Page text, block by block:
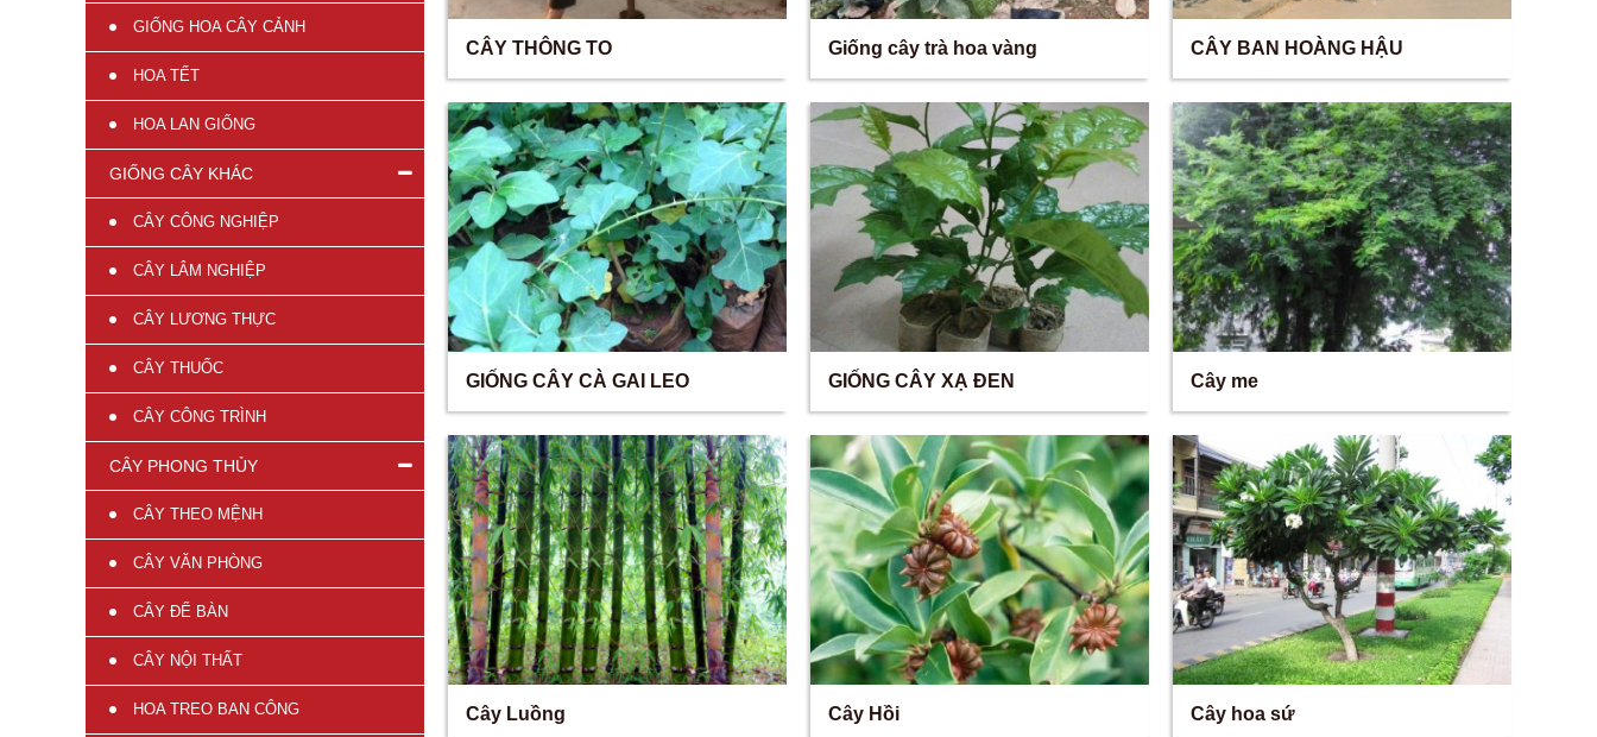
GIỐNG HOA CÂY CẢNH
HOA TẾT
HOA LAN GIỐNG
GIỐNG CÂY KHÁC
CÂY CÔNG NGHIỆP
CÂY LÂM NGHIỆP
CÂY LƯƠNG THỰC
CÂY THUỐC
CÂY CÔNG TRÌNH
CÂY PHONG THỦY
CÂY THEO MỆNH
CÂY VĂN PHÒNG
CÂY ĐỂ BÀN
CÂY NỘI THẤT
HOA TREO BAN CÔNG
CÂY THÔNG TO Giống cây trà hoa vàng CÂY BAN HOÀNG HẬU
GIỐNG CÂY CÀ GAI LEO GIỐNG CÂY XẠ ĐEN Cây me
Cây Luồng Cây Hồi Cây hoa sứ